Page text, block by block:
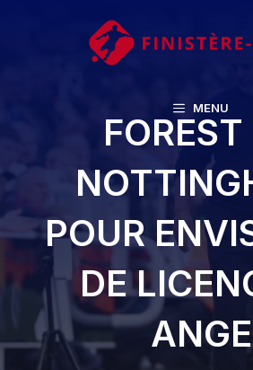
MENU
FOREST
POUR
DE
ANGE